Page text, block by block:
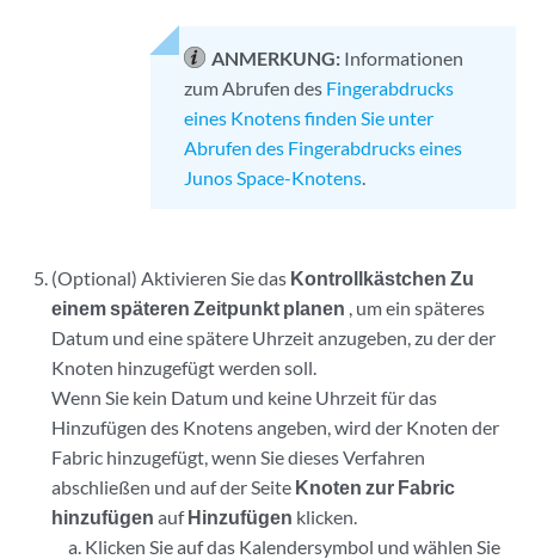
ANMERKUNG: Informationen
zum Abrufen des Fingerabdrucks
eines Knotens finden Sie unter
Abrufen des Fingerabdrucks eines
Junos Space-Knotens.
(Optional) Aktivieren Sie das Kontrollkästchen Zu
einem späteren Zeitpunkt planen , um ein späteres
Datum und eine spätere Uhrzeit anzugeben, zu der der
Knoten hinzugefügt werden soll.
Wenn Sie kein Datum und keine Uhrzeit für das
Hinzufügen des Knotens angeben, wird der Knoten der
Fabric hinzugefügt, wenn Sie dieses Verfahren
abschließen und auf der Seite Knoten zur Fabric
hinzufügen aufHinzufügen klicken.
Klicken Sie auf das Kalendersymbol und wählen Sie